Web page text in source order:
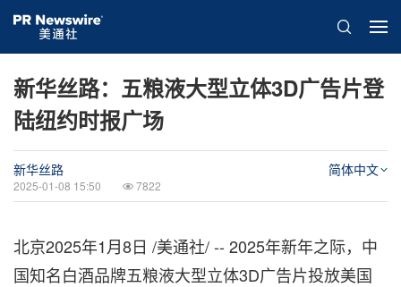
新华丝路：五粮液大型立体3D广告片登
陆纽约时报广场
新华丝路
2025-01-08 15:50 7822
简体中文
北京2025年1月8日 /美通社/ -- 2025年新年之际，中
国知名白酒品牌五粮液大型立体3D广告片投放美国